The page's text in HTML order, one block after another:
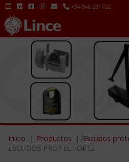
+34 946 231 722
Inicio Productos
Escudos
ESCUDOS PROTECTORES